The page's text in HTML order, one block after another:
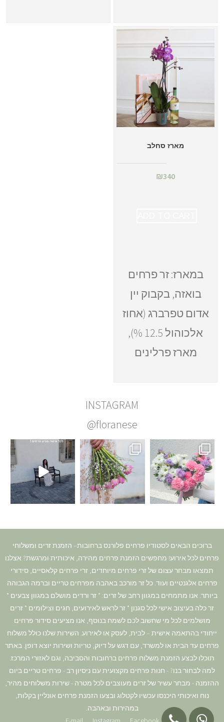
מארז סחלב
₪340
במארז: זר פרחים
בואזה, בקבוק יין
אדום טפרברג (אחוז
אלכוהול 12.5 %),
מארז פרלינים
INSTAGRAM
@floranese
ברוכים הבאים לסטודיו פרחים פלורנס ברחובות– הזמנת זרים ומשלוחי
פרחים לכל אירוע! מחפשים הזמנת פרחים מהירה, איכותית ומרגשת? אצלנו
תמצאו מבחר עצום של זרי פרחים מיוחדים, זרי פרחים קלאסיים, סידורי
פרחים אלגנטיים ועוד. כל זר מורכב באהבה מפרחים טריים וברמה הגבוהה
ביותר. אנו מתמחים במגוון רחב של זרים: * זר ורדים מושלם במגוון צבעים *
זר כלה בעיצוב אישי לכל סגנון * זר לראש לאירועים, חגים וצילומים * זרים
מושלמים לכל מי שחשוב לכם לשמח בנוסף, אנו מציעים סידור פרחים
ייחודי בהתאמה אישית – לבית, לעסק או לאירוע. השירות שלנו כולל משלוח
פרחים עד הבית או למשרד, עם דגש על דיוק, טריות ושירות יוצא דופן. באתר
תוכלו לבצע הזמנת משלוח פרחים ברחובות והסביבה, וגם לאזורי המרכז.
למה לבחור בנו? - חנות פרחים מקצועית עם ניסיון רב - פרחים טריים ביום
ההזמנה - מבחר עשיר של זרים מעוצבים לכל מטרה - שירות משלוחים מהיר,
נוח ואיכותי היכנסו עכשיו לקטלוג ובצעו הזמנת פרחים אונליין בקלות,
במהירות ובאהבה.